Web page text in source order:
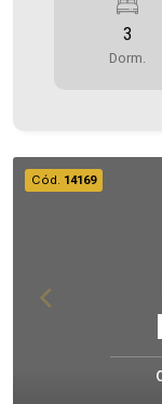
Imóvel conta
Cozinha
- 02 quartos
(sendo
Iluminação em Led Área construída
de terreno 125,00m²
informações
todavia,
como
3
Dorm.
Cód. 14169